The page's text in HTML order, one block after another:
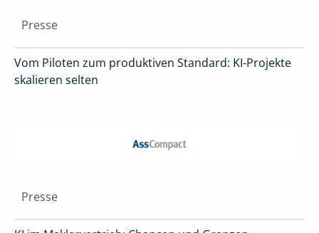
Presse
Vom Piloten zum produktiven Standard: KI-Projekte
skalieren selten
Presse